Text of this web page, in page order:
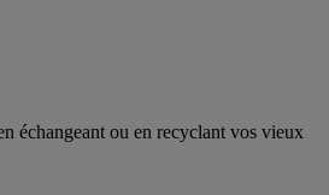
échangeant ou en recyclant vos vieux